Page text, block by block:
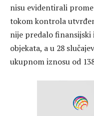
nisu evidentirali
tokom kontrola
nije predalo finansijski
objekata, a u 28
ukupnom iznosu od